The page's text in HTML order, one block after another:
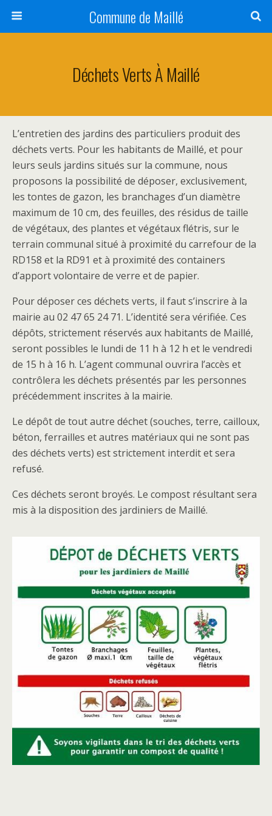
Commune de Maillé
Déchets Verts À Maillé
L’entretien des jardins des particuliers produit des
déchets verts. Pour les habitants de Maillé, et pour
leurs seuls jardins situés sur la commune, nous
proposons la possibilité de déposer, exclusivement,
les tontes de gazon, les branchages d’un diamètre
maximum de 10 cm, des feuilles, des résidus de taille
de végétaux, des plantes et végétaux flétris, sur le
terrain communal situé à proximité du carrefour de la
RD158 et la RD91 et à proximité des containers
d’apport volontaire de verre et de papier.
Pour déposer ces déchets verts, il faut s’inscrire à la
mairie au 02 47 65 24 71. L’identité sera vérifiée. Ces
dépôts, strictement réservés aux habitants de Maillé,
seront possibles le lundi de 11 h à 12 h et le vendredi
de 15 h à 16 h. L’agent communal ouvrira l’accès et
contrôlera les déchets présentés par les personnes
précédemment inscrites à la mairie.
Le dépôt de tout autre déchet (souches, terre, cailloux,
béton, ferrailles et autres matériaux qui ne sont pas
des déchets verts) est strictement interdit et sera
refusé.
Ces déchets seront broyés. Le compost résultant sera
mis à la disposition des jardiniers de Maillé.